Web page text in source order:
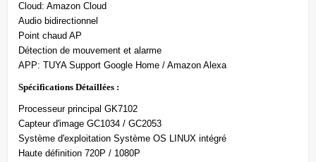
Cloud: Amazon Cloud
Audio bidirectionnel
Point chaud AP
Détection de mouvement et alarme
APP: TUYA Support Google Home / Amazon Alexa
Spécifications Détaillées :
Processeur principal GK7102
Capteur d'image GC1034 / GC2053
Système d'exploitation Système OS LINUX intégré
Haute définition 720P / 1080P